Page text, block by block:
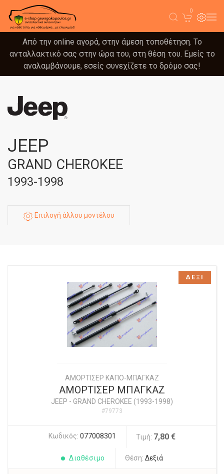
0
Από την online αγορά, στην άμεση τοποθέτηση. Το
ανταλλακτικό σας στην ώρα του, στη θέση του. Εμείς το
αναλαμβάνουμε, εσείς συνεχίζετε το δρόμο σας!
JEEP
GRAND CHEROKEE
1993-1998
Επιλογή άλλου μοντέλου
ΑΜΟΡΤΙΣΕΡ ΚΑΠΟ-ΜΠΑΓΚΑΖ
ΑΜΟΡΤΙΣΕΡ ΜΠΑΓΚΑΖ
JEEP - GRAND CHEROKEE (1993-1998)
#79773
Κωδικός: 077008301 Τιμή: 7,80 €
Διαθέσιμο Θέση: Δεξιά
ΔΕΞΙ